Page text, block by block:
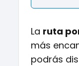
La ruta
más
podrás